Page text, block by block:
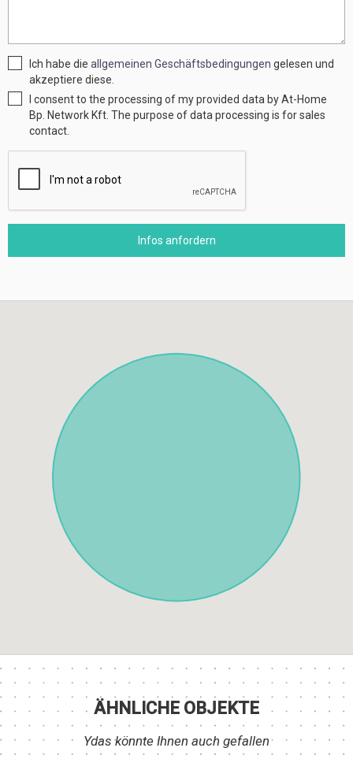
Ich habe dieallgemeinen Geschäftsbedingungen gelesen und
akzeptiere diese.
I consent to the processing of my provided data by At-Home
Bp. Network Kft. The purpose of data processing is for sales
contact.
Infos anfordern
ÄHNLICHE OBJEKTE
Ydas könnte Ihnen auch gefallen